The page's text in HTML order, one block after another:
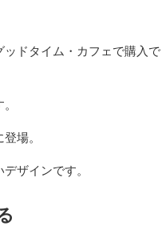
ッドタイム・カフェで購入で
場。
ザインです。